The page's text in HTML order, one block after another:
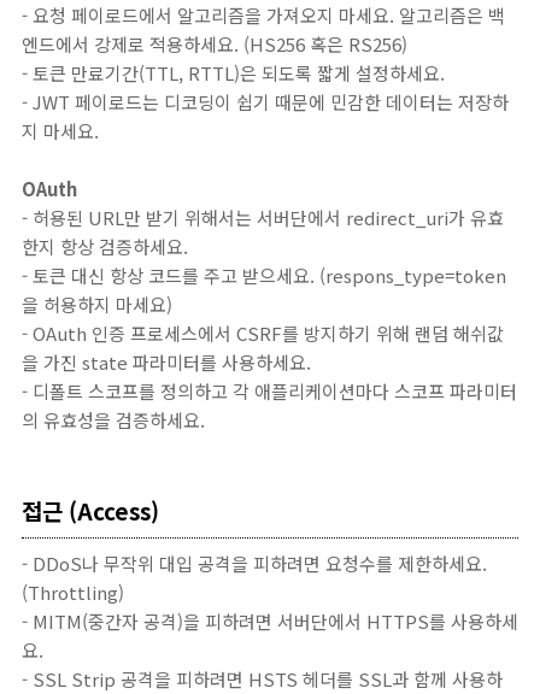
- 요청 페이로드에서 알고리즘을 가져오지 마세요. 알고리즘은 백
엔드에서 강제로 적용하세요. (HS256 혹은 RS256)
- 토큰 만료기간(TTL, RTTL)은 되도록 짧게 설정하세요.
- JWT 페이로드는 디코딩이 쉽기 때문에 민감한 데이터는 저장하
지 마세요.
OAuth
- 허용된 URL만 받기 위해서는 서버단에서 redirect_uri가 유효
한지 항상 검증하세요.
- 토큰 대신 항상 코드를 주고 받으세요. (respons_type=token
을 허용하지 마세요)
- OAuth 인증 프로세스에서 CSRF를 방지하기 위해 랜덤 해쉬값
을 가진 state 파라미터를 사용하세요.
- 디폴트 스코프를 정의하고 각 애플리케이션마다 스코프 파라미터
의 유효성을 검증하세요.
접근 (Access)
- DDoS나 무작위 대입 공격을 피하려면 요청수를 제한하세요.
(Throttling)
- MITM(중간자 공격)을 피하려면 서버단에서 HTTPS를 사용하세
요.
- SSL Strip 공격을 피하려면 HSTS 헤더를 SSL과 함께 사용하